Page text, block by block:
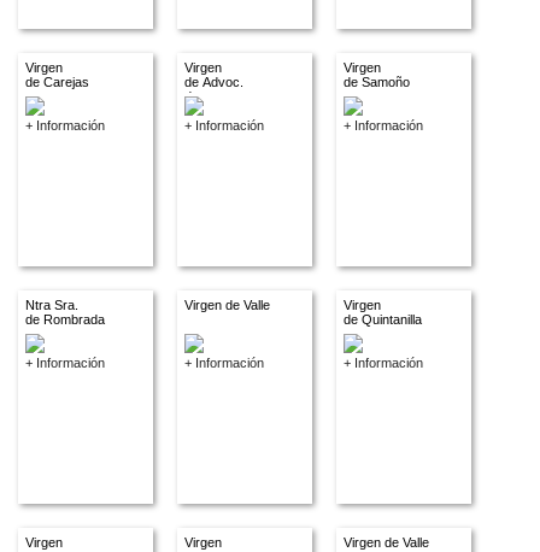
Virgen
de Carejas
+ Información
Virgen
de Advoc.
descon.
+ Información
Virgen
de Samoño
+ Información
Ntra Sra.
de Rombrada
+ Información
Virgen de Valle
+ Información
Virgen
de Quintanilla
+ Información
Virgen
Virgen
Virgen de Valle